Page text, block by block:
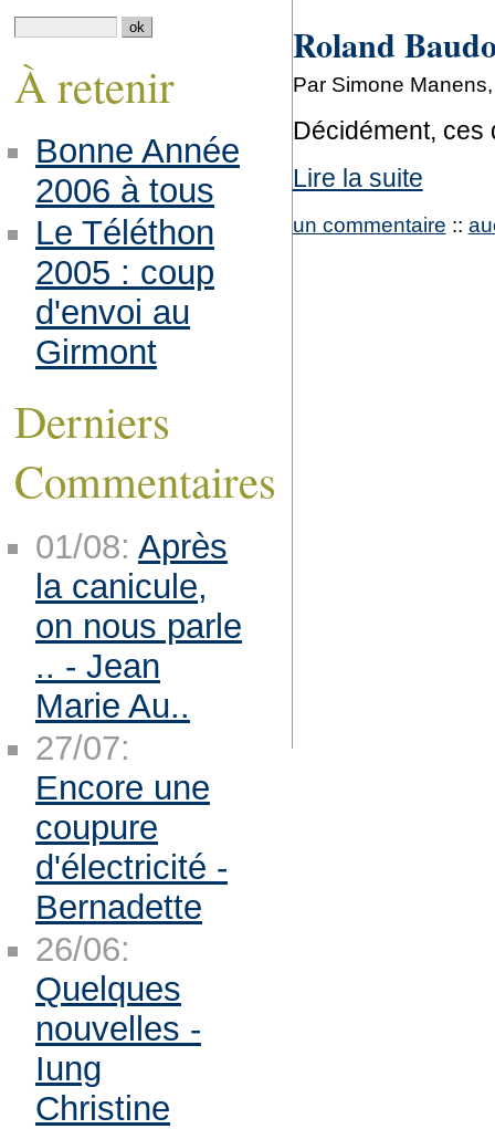
Roland
Par Simone
Décidément, ces
Lire la suite
un commentaire ::
À retenir
Bonne Année
2006 à tous
Le Téléthon
2005 : coup
d'envoi au
Girmont
Derniers
Commentaires
01/08: Après
la canicule,
on nous parle
.. - Jean
Marie Au..
27/07:
Encore une
coupure
d'électricité -
Bernadette
26/06:
Quelques
nouvelles -
Iung
Christine